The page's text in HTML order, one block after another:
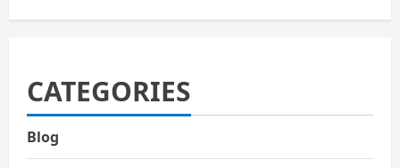
CATEGORIES
Blog